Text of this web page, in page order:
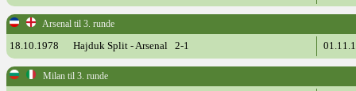
Arsenal til 3. runde
18.10.1978 Hajduk Split - Arsenal 2-1
Milan til 3. runde